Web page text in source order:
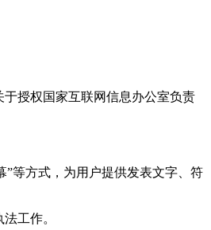
授权国家互联网信息办公室负责
等方式，为用户提供发表文字、符
工作。